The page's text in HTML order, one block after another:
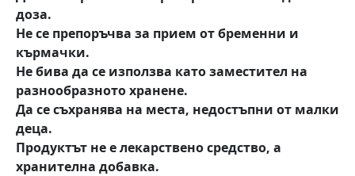
доза.
Не се препоръчва за прием от бременни и
кърмачки.
Не бива да се използва като заместител на
разнообразното хранене.
Да се съхранява на места, недостъпни от малки
деца.
Продуктът не е лекарствено средство, а
хранителна добавка.